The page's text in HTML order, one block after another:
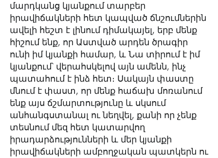
մարդկանց կյանքում տարբեր
իրավիճակների հետ կապված ճնշումներին
ավելի հեշտ է լինում դիմակայել, երբ մենք
հիշում ենք, որ Աստված արդեն ծրագիր
ունի իմ կյանքի համար, և Նա տիրում է իմ
կյանքում՝ վերահսկելով այն ամենն, ինչ
պատահում է ինձ հետ։ Սակայն փաստը
մնում է փաստ, որ մենք հաճախ մոռանում
ենք այս ճշմարտությունը և սկսում
անհանգստանալ ու նեղվել, քանի որ չենք
տեսնում մեզ հետ կատարվող
իրադարձությունների և մեր կյանքի
իրավիճակների ամբողջական պատկերն ու